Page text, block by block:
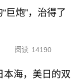
巨炮”，治得了
阅读 14190
本海，美日的双